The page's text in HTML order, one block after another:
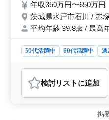
発展」を一
想いをお持
税理士有資
年収350万円〜650万
茨城県水戸市石川 / 赤
平均年齢 39.8歳 / 最高
50代活躍中 60代活躍中 週
会計事務所
おすすめポイント
＜経験者優遇＞ 会計事務
検討リスト に追加
掲